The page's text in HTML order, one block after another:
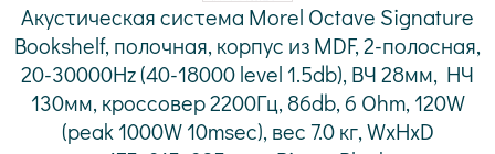
Акустическая система Morel Octave Signature
Bookshelf, полочная, корпус из MDF, 2-полосная,
20-30000Hz (40-18000 level 1.5db), ВЧ 28мм, НЧ
130мм, кроссовер 2200Гц, 86db, 6 Ohm, 120W
(peak 1000W 10msec), вес 7.0 кг, WxHxD